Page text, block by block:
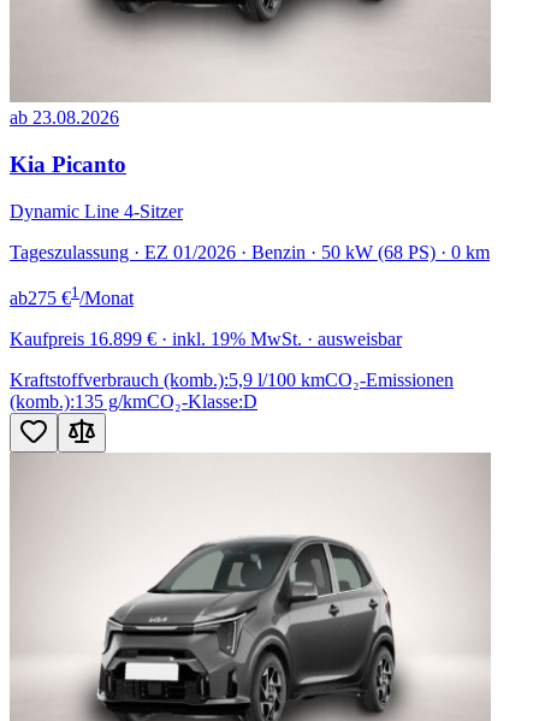
ab 23.08.2026
Kia Picanto
Dynamic Line 4-Sitzer
Tageszulassung · EZ 01/2026 · Benzin · 50 kW (68 PS) · 0 km
ab275 €1 /Monat
Kaufpreis 16.899 € · inkl. 19% MwSt. · ausweisbar
Kraftstoffverbrauch (komb.):5,9 l/100 kmCO₂-Emissionen
(komb.):135 g/kmCO₂-Klasse:D